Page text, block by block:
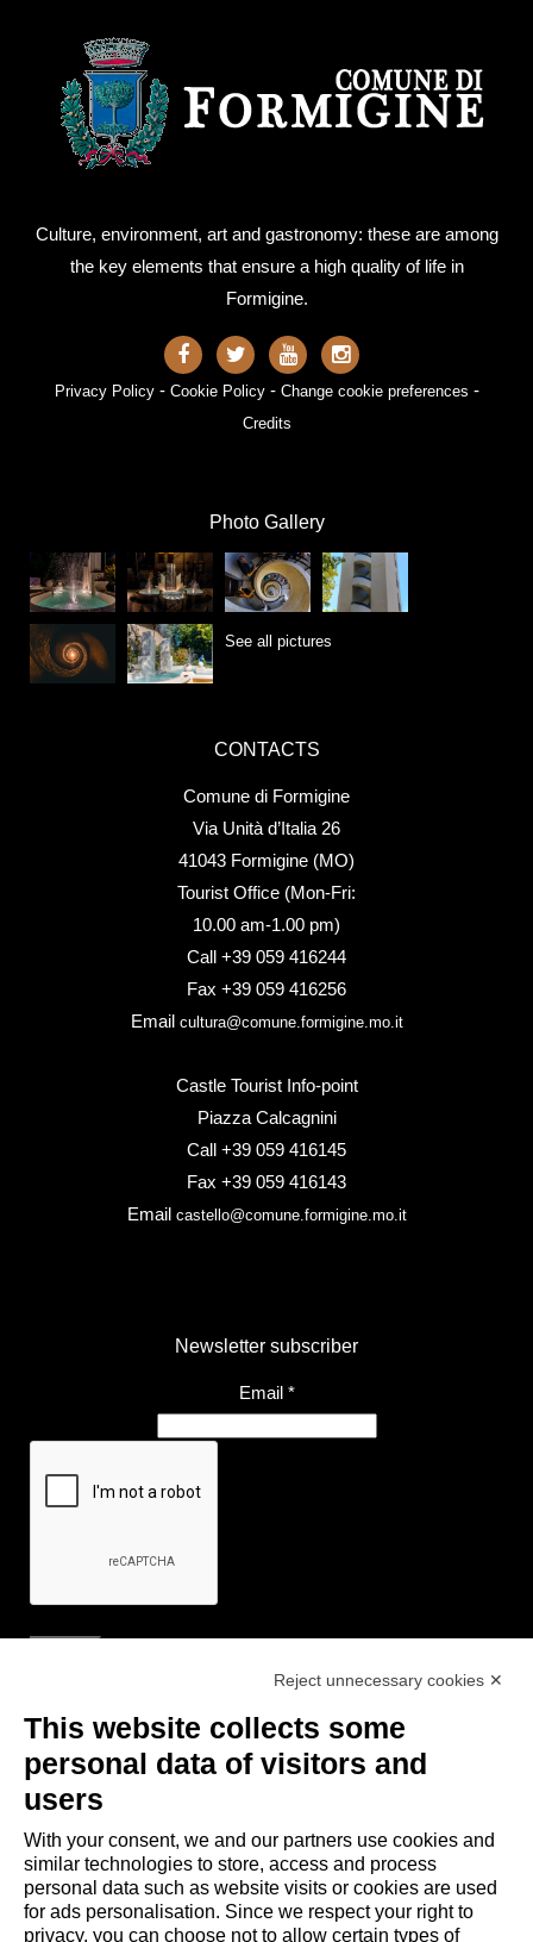
Culture, environment, art and gastronomy: these are among
the key elements that ensure a high quality of life in
Formigine.
Privacy Policy- Cookie Policy- Change cookie preferences -
Credits
Photo Gallery
See all pictures
CONTACTS
Comune di Formigine
Via Unità d’Italia 26
41043 Formigine (MO)
Tourist Office (Mon-Fri:
10.00 am-1.00 pm)
Call +39 059 416244
Fax +39 059 416256
Email cultura@comune.formigine.mo.it
Castle Tourist Info-point
Piazza Calcagnini
Call +39 059 416145
Fax +39 059 416143
Email castello@comune.formigine.mo.it
Newsletter subscriber
Email *
- Tourist Information and Hospitality Office of Maranello, Fiorano M.,
- Local pubblic transports
- Trenitalia
Apps download
Reject unnecessary cookies ✕
This website collects some
personal data of visitors and
users
With your consent, we and our partners use cookies and
similar technologies to store, access and process
personal data such as website visits or cookies are used
for ads personalisation. Since we respect your right to
privacy, you can choose not to allow certain types of